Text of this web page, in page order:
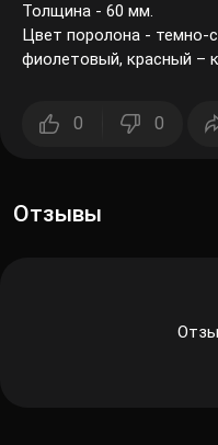
Толщина - 60 мм.
Цвет поролона - темно-
фиолетовый, красный –
0 0
Отзывы